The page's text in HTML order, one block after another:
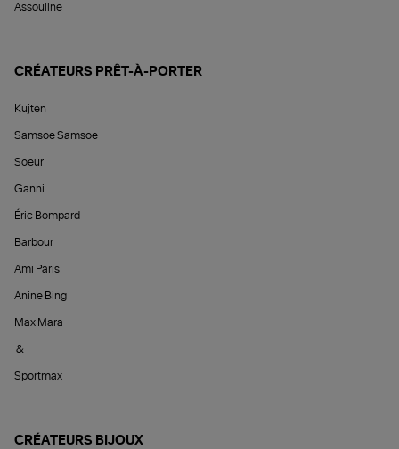
Assouline
CRÉATEURS PRÊT-À-PORTER
Kujten
Samsoe Samsoe
Soeur
Ganni
Éric Bompard
Barbour
Ami Paris
Anine Bing
Max Mara
&
Sportmax
CRÉATEURS BIJOUX